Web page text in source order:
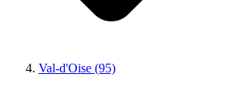
Val-d'Oise (95)